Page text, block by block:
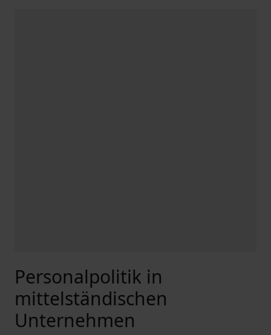
Personalpolitik in
mittelständischen
Unternehmen